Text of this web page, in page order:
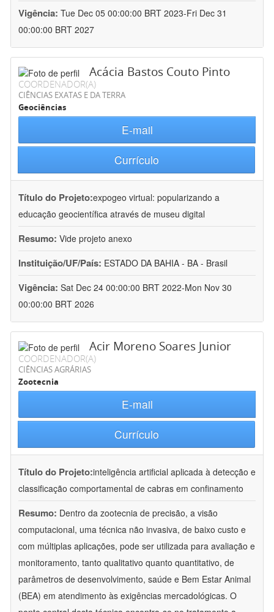
Vigência: Tue Dec 05 00:00:00 BRT 2023-Fri Dec 31
00:00:00 BRT 2027
Acácia Bastos Couto Pinto
COORDENADOR(A)
CIÊNCIAS EXATAS E DA TERRA
Geociências
E-mail
Currículo
Título do Projeto:expogeo virtual: popularizando a
educação geocientífica através de museu digital
Resumo: Vide projeto anexo
Instituição/UF/País: ESTADO DA BAHIA - BA - Brasil
Vigência: Sat Dec 24 00:00:00 BRT 2022-Mon Nov 30
00:00:00 BRT 2026
Acir Moreno Soares Junior
COORDENADOR(A)
CIÊNCIAS AGRÁRIAS
Zootecnia
E-mail
Currículo
Título do Projeto:inteligência artificial aplicada à detecção e
classificação comportamental de cabras em confinamento
Resumo: Dentro da zootecnia de precisão, a visão
computacional, uma técnica não invasiva, de baixo custo e
com múltiplas aplicações, pode ser utilizada para avaliação e
monitoramento, tanto qualitativo quanto quantitativo, de
parâmetros de desenvolvimento, saúde e Bem Estar Animal
(BEA) em atendimento às exigências mercadológicas. O